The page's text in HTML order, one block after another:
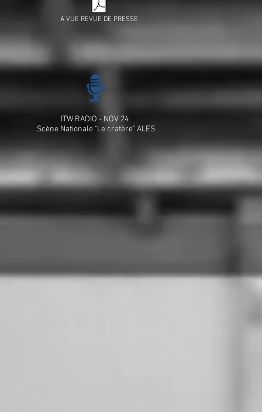
A VUE REVUE DE PRESSE
ITW RADIO - NOV 24
Scène Nationale "Le cratère" ALES